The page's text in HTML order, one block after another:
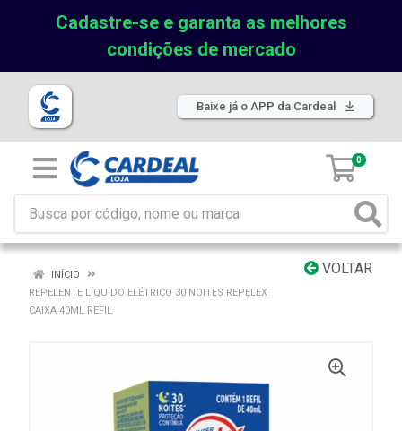
Cadastre-se e garanta as melhores
condições de mercado
Baixe já o APP da Cardeal
0
VOLTAR
INÍCIO
REPELENTE LÍQUIDO ELÉTRICO 30 NOITES REPELEX
CAIXA 40ML REFIL